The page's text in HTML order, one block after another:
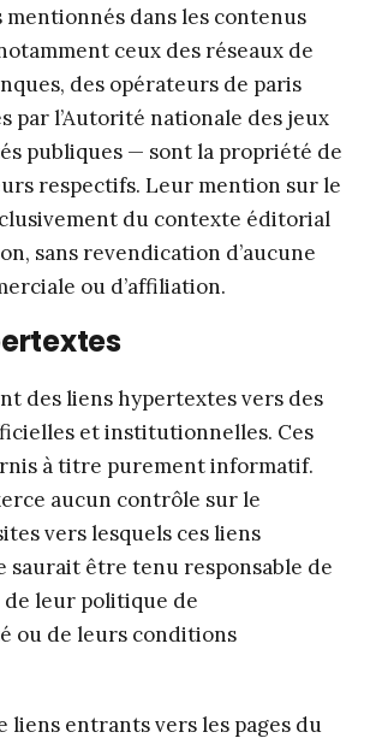
mentionnés dans les contenus
ceux des réseaux de
des opérateurs de paris
par l’Autorité nationale des jeux
publiques — sont la propriété de
respectifs. Leur mention sur le
du contexte éditorial
sans revendication d’aucune
ou d’affiliation.
des liens hypertextes vers des
et institutionnelles. Ces
à titre purement informatif.
aucun contrôle sur le
vers lesquels ces liens
saurait être tenu responsable de
leur politique de
ou de leurs conditions
liens entrants vers les pages du